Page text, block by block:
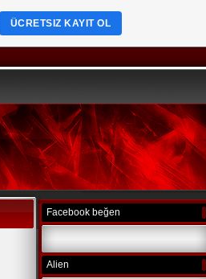
Facebook beğen
Alien
ÜCRETSIZ KAYIT OL